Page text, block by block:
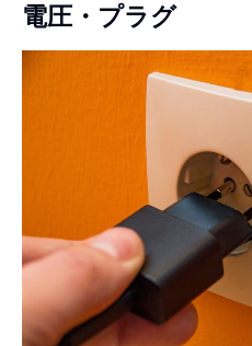
電圧・プラグ